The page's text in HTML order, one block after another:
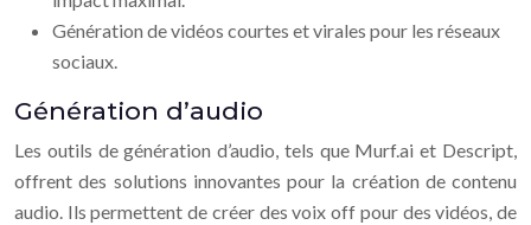
Génération de vidéos courtes et virales pour les réseaux
sociaux.
Génération d’audio
Les outils de génération d’audio, tels que Murf.ai et Descript,
offrent des solutions innovantes pour la création de contenu
audio. Ils permettent de créer des voix off pour des vidéos, de